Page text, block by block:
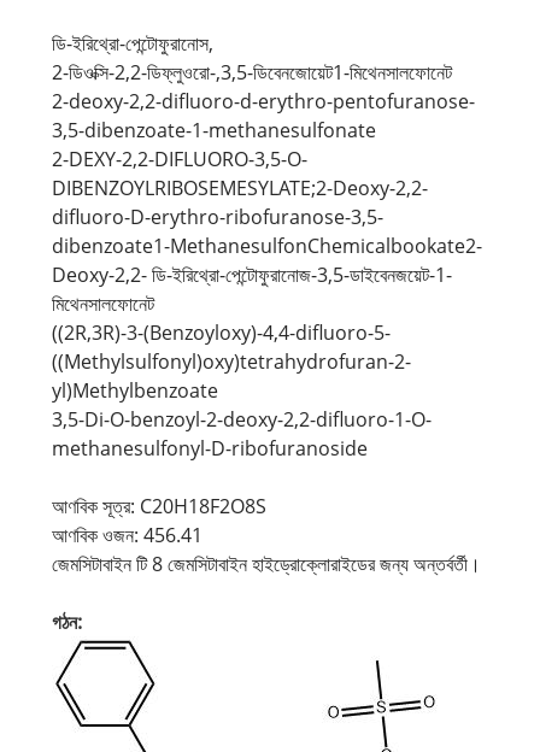
ডি-ইরিথ্রো-পেন্টোফুরানোস,
2-ডিওক্সি-2,2-ডিফ্লুওরো-,3,5-ডিবেনজোয়েট1-মিথেনসালফোনেট
2-deoxy-2,2-difluoro-d-erythro-pentofuranose-
3,5-dibenzoate-1-methanesulfonate
2-DEXY-2,2-DIFLUORO-3,5-O-
DIBENZOYLRIBOSEMESYLATE;2-Deoxy-2,2-
difluoro-D-erythro-ribofuranose-3,5-
dibenzoate1-MethanesulfonChemicalbookate2-
Deoxy-2,2- ডি-ইরিথ্রো-পেন্টোফুরানোজ-3,5-ডাইবেনজয়েট-1-
মিথেনসালফোনেট
((2R,3R)-3-(Benzoyloxy)-4,4-difluoro-5-
((Methylsulfonyl)oxy)tetrahydrofuran-2-
yl)Methylbenzoate
3,5-Di-O-benzoyl-2-deoxy-2,2-difluoro-1-O-
methanesulfonyl-D-ribofuranoside
আণবিক সূত্র: C20H18F2O8S
আণবিক ওজন: 456.41
জেমসিটাবাইন টি 8 জেমসিটাবাইন হাইড্রোক্লোরাইডের জন্য অন্তর্বর্তী।
গঠন: